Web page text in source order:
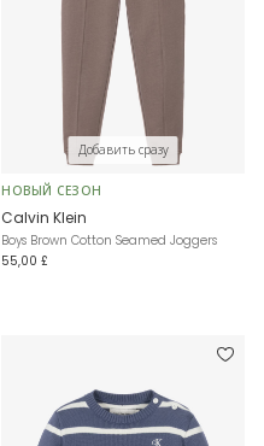
Добавить сразу
НОВЫЙ СЕЗОН
Calvin Klein
Boys Brown Cotton Seamed Joggers
55,00 £